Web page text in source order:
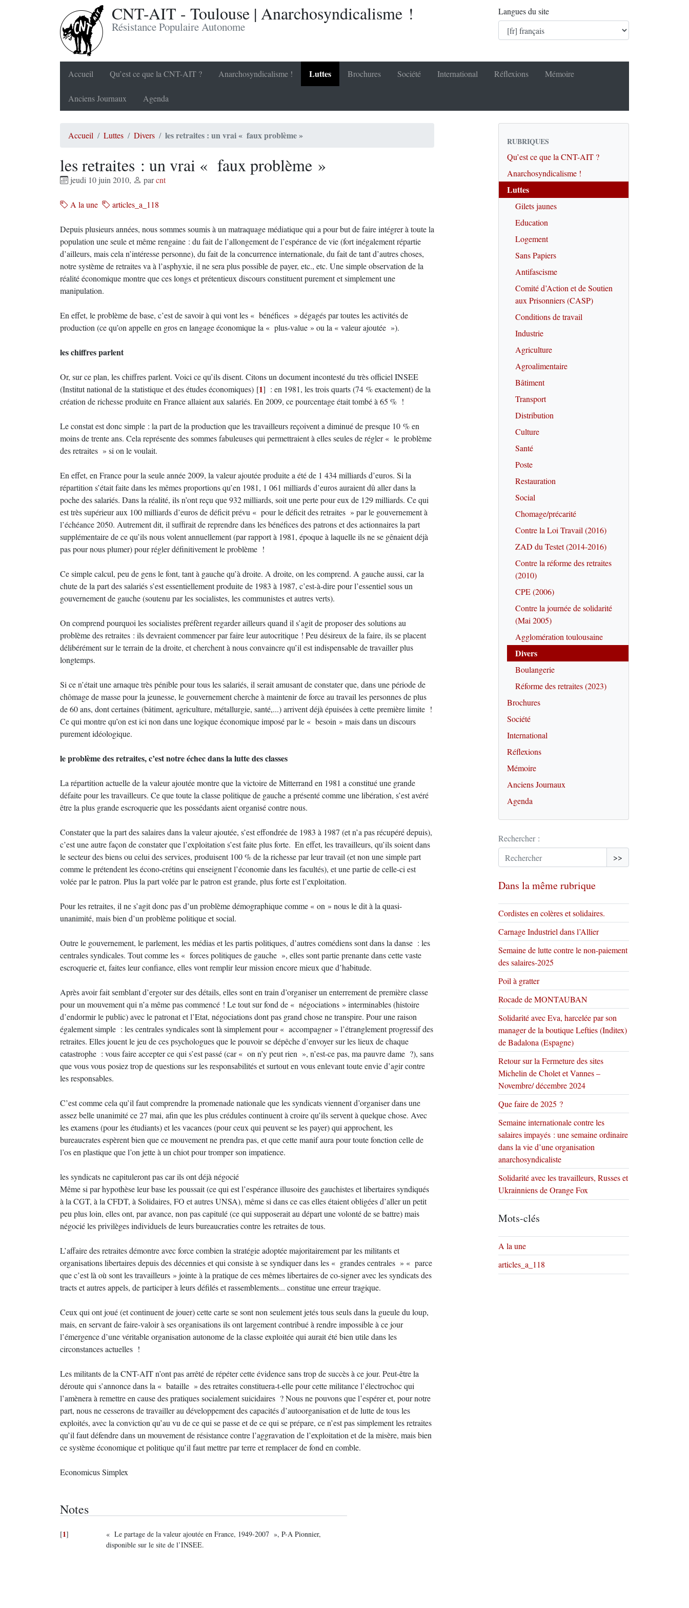
CNT-AIT - Toulouse | Anarchosyndicalisme !
Résistance Populaire Autonome
Langues du site
Accueil Qu’est ce que la CNT-AIT ? Anarchosyndicalisme ! Luttes Brochures Société International Réflexions Mémoire
Anciens Journaux Agenda
Accueil Luttes Divers les retraites : un vrai « faux problème »
les retraites : un vrai « faux problème »
jeudi 10 juin 2010, parcnt
A la une articles_a_118
Depuis plusieurs années, nous sommes soumis à un matraquage médiatique qui a pour but de faire intégrer à toute la
population une seule et même rengaine : du fait de l’allongement de l’espérance de vie (fort inégalement répartie
d’ailleurs, mais cela n’intéresse personne), du fait de la concurrence internationale, du fait de tant d’autres choses,
notre système de retraites va à l’asphyxie, il ne sera plus possible de payer, etc., etc. Une simple observation de la
réalité économique montre que ces longs et prétentieux discours constituent purement et simplement une
manipulation.
En effet, le problème de base, c’est de savoir à qui vont les « bénéfices » dégagés par toutes les activités de
production (ce qu’on appelle en gros en langage économique la « plus-value » ou la « valeur ajoutée »).
les chiffres parlent
Or, sur ce plan, les chiffres parlent. Voici ce qu’ils disent. Citons un document incontesté du très officiel INSEE
(Institut national de la statistique et des études économiques) [1] : en 1981, les trois quarts (74 % exactement) de la
création de richesse produite en France allaient aux salariés. En 2009, ce pourcentage était tombé à 65 % !
Le constat est donc simple : la part de la production que les travailleurs reçoivent a diminué de presque 10 % en
moins de trente ans. Cela représente des sommes fabuleuses qui permettraient à elles seules de régler « le problème
des retraites » si on le voulait.
En effet, en France pour la seule année 2009, la valeur ajoutée produite a été de 1 434 milliards d’euros. Si la
répartition s’était faite dans les mêmes proportions qu’en 1981, 1 061 milliards d’euros auraient dû aller dans la
poche des salariés. Dans la réalité, ils n’ont reçu que 932 milliards, soit une perte pour eux de 129 milliards. Ce qui
est très supérieur aux 100 milliards d’euros de déficit prévu « pour le déficit des retraites » par le gouvernement à
l’échéance 2050. Autrement dit, il suffirait de reprendre dans les bénéfices des patrons et des actionnaires la part
supplémentaire de ce qu’ils nous volent annuellement (par rapport à 1981, époque à laquelle ils ne se gênaient déjà
pas pour nous plumer) pour régler définitivement le problème !
Ce simple calcul, peu de gens le font, tant à gauche qu’à droite. A droite, on les comprend. A gauche aussi, car la
chute de la part des salariés s’est essentiellement produite de 1983 à 1987, c’est-à-dire pour l’essentiel sous un
gouvernement de gauche (soutenu par les socialistes, les communistes et autres verts).
On comprend pourquoi les socialistes préfèrent regarder ailleurs quand il s’agit de proposer des solutions au
problème des retraites : ils devraient commencer par faire leur autocritique ! Peu désireux de la faire, ils se placent
délibérément sur le terrain de la droite, et cherchent à nous convaincre qu’il est indispensable de travailler plus
longtemps.
Si ce n’était une arnaque très pénible pour tous les salariés, il serait amusant de constater que, dans une période de
chômage de masse pour la jeunesse, le gouvernement cherche à maintenir de force au travail les personnes de plus
de 60 ans, dont certaines (bâtiment, agriculture, métallurgie, santé,...) arrivent déjà épuisées à cette première limite !
Ce qui montre qu’on est ici non dans une logique économique imposé par le « besoin » mais dans un discours
purement idéologique.
le problème des retraites, c’est notre échec dans la lutte des classes
La répartition actuelle de la valeur ajoutée montre que la victoire de Mitterrand en 1981 a constitué une grande
défaite pour les travailleurs. Ce que toute la classe politique de gauche a présenté comme une libération, s’est avéré
être la plus grande escroquerie que les possédants aient organisé contre nous.
Constater que la part des salaires dans la valeur ajoutée, s’est effondrée de 1983 à 1987 (et n’a pas récupéré depuis),
c’est une autre façon de constater que l’exploitation s’est faite plus forte. En effet, les travailleurs, qu’ils soient dans
le secteur des biens ou celui des services, produisent 100 % de la richesse par leur travail (et non une simple part
comme le prétendent les écono-crétins qui enseignent l’économie dans les facultés), et une partie de celle-ci est
volée par le patron. Plus la part volée par le patron est grande, plus forte est l’exploitation.
Pour les retraites, il ne s’agit donc pas d’un problème démographique comme « on » nous le dit à la quasi-
unanimité, mais bien d’un problème politique et social.
Outre le gouvernement, le parlement, les médias et les partis politiques, d’autres comédiens sont dans la danse : les
centrales syndicales. Tout comme les « forces politiques de gauche », elles sont partie prenante dans cette vaste
escroquerie et, faites leur confiance, elles vont remplir leur mission encore mieux que d’habitude.
Après avoir fait semblant d’ergoter sur des détails, elles sont en train d’organiser un enterrement de première classe
pour un mouvement qui n’a même pas commencé ! Le tout sur fond de « négociations » interminables (histoire
d’endormir le public) avec le patronat et l’Etat, négociations dont pas grand chose ne transpire. Pour une raison
également simple : les centrales syndicales sont là simplement pour « accompagner » l’étranglement progressif des
retraites. Elles jouent le jeu de ces psychologues que le pouvoir se dépêche d’envoyer sur les lieux de chaque
catastrophe : vous faire accepter ce qui s’est passé (car « on n’y peut rien », n’est-ce pas, ma pauvre dame ?), sans
que vous vous posiez trop de questions sur les responsabilités et surtout en vous enlevant toute envie d’agir contre
les responsables.
C’est comme cela qu’il faut comprendre la promenade nationale que les syndicats viennent d’organiser dans une
assez belle unanimité ce 27 mai, afin que les plus crédules continuent à croire qu’ils servent à quelque chose. Avec
les examens (pour les étudiants) et les vacances (pour ceux qui peuvent se les payer) qui approchent, les
bureaucrates espèrent bien que ce mouvement ne prendra pas, et que cette manif aura pour toute fonction celle de
l’os en plastique que l’on jette à un chiot pour tromper son impatience.
les syndicats ne capituleront pas car ils ont déjà négocié
Même si par hypothèse leur base les poussait (ce qui est l’espérance illusoire des gauchistes et libertaires syndiqués
à la CGT, à la CFDT, à Solidaires, FO et autres UNSA), même si dans ce cas elles étaient obligées d’aller un petit
peu plus loin, elles ont, par avance, non pas capitulé (ce qui supposerait au départ une volonté de se battre) mais
négocié les privilèges individuels de leurs bureaucraties contre les retraites de tous.
L’affaire des retraites démontre avec force combien la stratégie adoptée majoritairement par les militants et
organisations libertaires depuis des décennies et qui consiste à se syndiquer dans les « grandes centrales » « parce
que c’est là où sont les travailleurs » jointe à la pratique de ces mêmes libertaires de co-signer avec les syndicats des
tracts et autres appels, de participer à leurs défilés et rassemblements... constitue une erreur tragique.
Ceux qui ont joué (et continuent de jouer) cette carte se sont non seulement jetés tous seuls dans la gueule du loup,
mais, en servant de faire-valoir à ses organisations ils ont largement contribué à rendre impossible à ce jour
l’émergence d’une véritable organisation autonome de la classe exploitée qui aurait été bien utile dans les
circonstances actuelles !
Les militants de la CNT-AIT n’ont pas arrêté de répéter cette évidence sans trop de succès à ce jour. Peut-être la
déroute qui s’annonce dans la « bataille » des retraites constituera-t-elle pour cette militance l’électrochoc qui
l’amènera à remettre en cause des pratiques socialement suicidaires ? Nous ne pouvons que l’espérer et, pour notre
part, nous ne cesserons de travailler au développement des capacités d’autoorganisation et de lutte de tous les
exploités, avec la conviction qu’au vu de ce qui se passe et de ce qui se prépare, ce n’est pas simplement les retraites
qu’il faut défendre dans un mouvement de résistance contre l’aggravation de l’exploitation et de la misère, mais bien
ce système économique et politique qu’il faut mettre par terre et remplacer de fond en comble.
Economicus Simplex
Notes
[1]
« Le partage de la valeur ajoutée en France, 1949-2007 », P-A Pionnier,
disponible sur le site de l’INSEE.
RUBRIQUES
Qu’est ce que la CNT-AIT ?
Anarchosyndicalisme !
Luttes
Gilets jaunes
Education
Logement
Sans Papiers
Antifascisme
Comité d’Action et de Soutien
aux Prisonniers (CASP)
Conditions de travail
Industrie
Agriculture
Agroalimentaire
Bâtiment
Transport
Distribution
Culture
Santé
Poste
Restauration
Social
Chomage/précarité
Contre la Loi Travail (2016)
ZAD du Testet (2014-2016)
Contre la réforme des retraites
(2010)
CPE (2006)
Contre la journée de solidarité
(Mai 2005)
Agglomération toulousaine
Divers
Boulangerie
Réforme des retraites (2023)
Brochures
Société
International
Réflexions
Mémoire
Anciens Journaux
Agenda
Rechercher :
>>
Dans la même rubrique
Cordistes en colères et solidaires.
Carnage Industriel dans l’Allier
Semaine de lutte contre le non-paiement
des salaires-2025
Poil à gratter
Rocade de MONTAUBAN
Solidarité avec Eva, harcelée par son
manager de la boutique Lefties (Inditex)
de Badalona (Espagne)
Retour sur la Fermeture des sites
Michelin de Cholet et Vannes –
Novembre/ décembre 2024
Que faire de 2025 ?
Semaine internationale contre les
salaires impayés : une semaine ordinaire
dans la vie d’une organisation
anarchosyndicaliste
Solidarité avec les travailleurs, Russes et
Ukrainniens de Orange Fox
Mots-clés
A la une
articles_a_118